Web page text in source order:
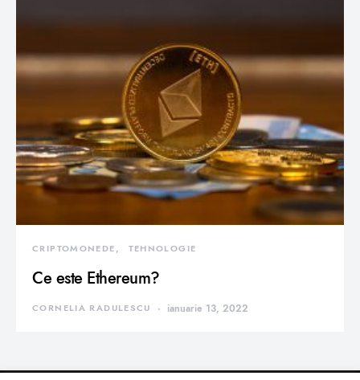
CRIPTOMONEDE TEHNOLOGIE
Ce este Ethereum?
CORNELIA RADULESCU ianuarie 13, 2022